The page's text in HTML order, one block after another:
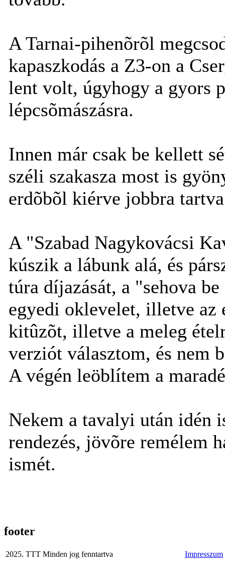
A Tarnai-pihenõrõl
kapaszkodás a Z3-on a
lent volt, úgyhogy a gyors
lépcsõmászásra.
Innen már csak be kellett
széli szakasza most is
erdõbõl kiérve jobbra
A "Szabad Nagykovácsi
kúszik a lábunk alá, és
túra díjazását, a "sehova
egyedi oklevelet, illetve az
kitûzõt, illetve a meleg
verziót választom, és nem
A végén leöblítem a
Nekem a tavalyi után idén
rendezés, jövõre remélem
ismét.
footer
2025. TTT Minden jog fenntartva Impresszum